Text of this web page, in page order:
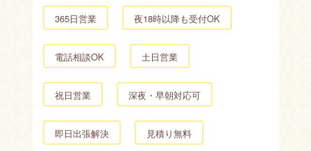
365日営業 夜18時以降も受付OK
電話相談OK 土日営業
祝日営業 深夜・早朝対応可
即日出張解決 見積り無料